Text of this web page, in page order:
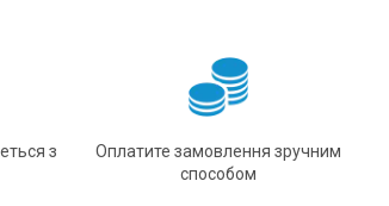
з
Оплатите замовлення зручним
способом